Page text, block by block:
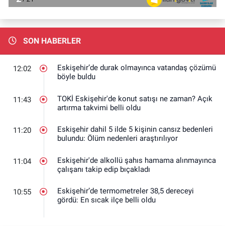
SON HABERLER
12:02
Eskişehir’de durak olmayınca vatandaş çözümü
böyle buldu
11:43
TOKİ Eskişehir'de konut satışı ne zaman? Açık
artırma takvimi belli oldu
11:20
Eskişehir dahil 5 ilde 5 kişinin cansız bedenleri
bulundu: Ölüm nedenleri araştırılıyor
11:04
Eskişehir'de alkollü şahıs hamama alınmayınca
çalışanı takip edip bıçakladı
10:55
Eskişehir’de termometreler 38,5 dereceyi
gördü: En sıcak ilçe belli oldu